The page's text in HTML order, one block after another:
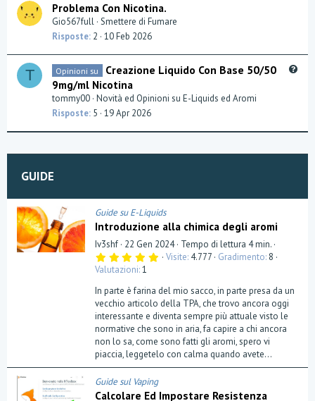
Problema Con Nicotina.
Gio567full Smettere di Fumare
Risposte 2 10 Feb 2026
T
i
Opinioni su
Creazione Liquido Con Base 50/50
9mg/ml Nicotina
tommy00 Novità ed Opinioni su E-Liquids ed Aromi
Risposte 5 19 Apr 2026
GUIDE
Guide su E-Liquids
Introduzione alla chimica degli aromi
Iv3shf 22 Gen 2024 Tempo di lettura 4 min.
5
0
s
t
e
l
l
a
(
e
)
Visite 4.777 Gradimento 8
Valutazioni 1
In parte è farina del mio sacco, in parte presa da un
vecchio articolo della TPA, che trovo ancora oggi
interessante e diventa sempre più attuale visto le
normative che sono in aria, fa capire a chi ancora
non lo sa, come sono fatti gli aromi, spero vi
piaccia, leggetelo con calma quando avete...
Guide sul Vaping
Calcolare Ed Impostare Resistenza